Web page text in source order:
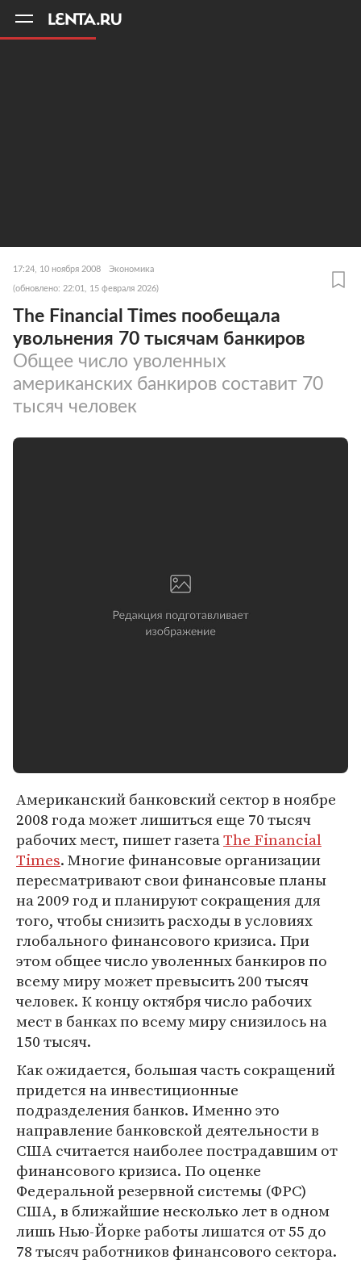
17:24, 10 ноября 2008 Экономика
(обновлено: 22:01, 15 февраля 2026)
The Financial Times пообещала
увольнения 70 тысячам банкиров
Общее число уволенных
американских банкиров составит 70
тысяч человек
Американский банковский сектор в ноябре
2008 года может лишиться еще 70 тысяч
рабочих мест, пишет газетаThe Financial
Times. Многие финансовые организации
пересматривают свои финансовые планы
на 2009 год и планируют сокращения для
того, чтобы снизить расходы в условиях
глобального финансового кризиса. При
этом общее число уволенных банкиров по
всему миру может превысить 200 тысяч
человек. К концу октября число рабочих
мест в банках по всему миру снизилось на
150 тысяч.
Как ожидается, большая часть сокращений
придется на инвестиционные
подразделения банков. Именно это
направление банковской деятельности в
США считается наиболее пострадавшим от
финансового кризиса. По оценке
Федеральной резервной системы (ФРС)
США, в ближайшие несколько лет в одном
лишь Нью-Йорке работы лишатся от 55 до
78 тысяч работников финансового сектора.